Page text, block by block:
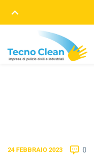
24 FEBBRAIO 2023 0